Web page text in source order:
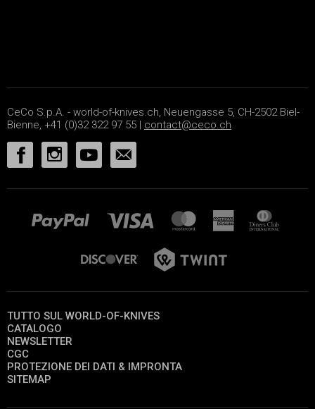
CeCo S.p.A. - world-of-knives.ch, Neuengasse 5, CH-2502 Biel-
Bienne, +41 (0)32 322 97 55 | contact@ceco.ch
TUTTO SUL WORLD-OF-KNIVES
CATALOGO
NEWSLETTER
CGC
PROTEZIONE DEI DATI & IMPRONTA
SITEMAP